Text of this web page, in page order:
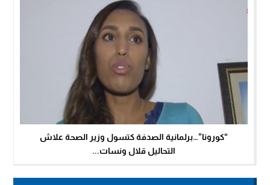
“كورونا”…برلمانية الصدفة كتسول وزير الصحة علاش
التحاليل قلال ونسات...